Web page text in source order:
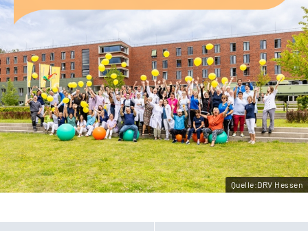
Karriere
Sozialdienste & Zuweisende
Suche
Leichte Sprache
Gebärdensprache
Quelle:DRV Hessen